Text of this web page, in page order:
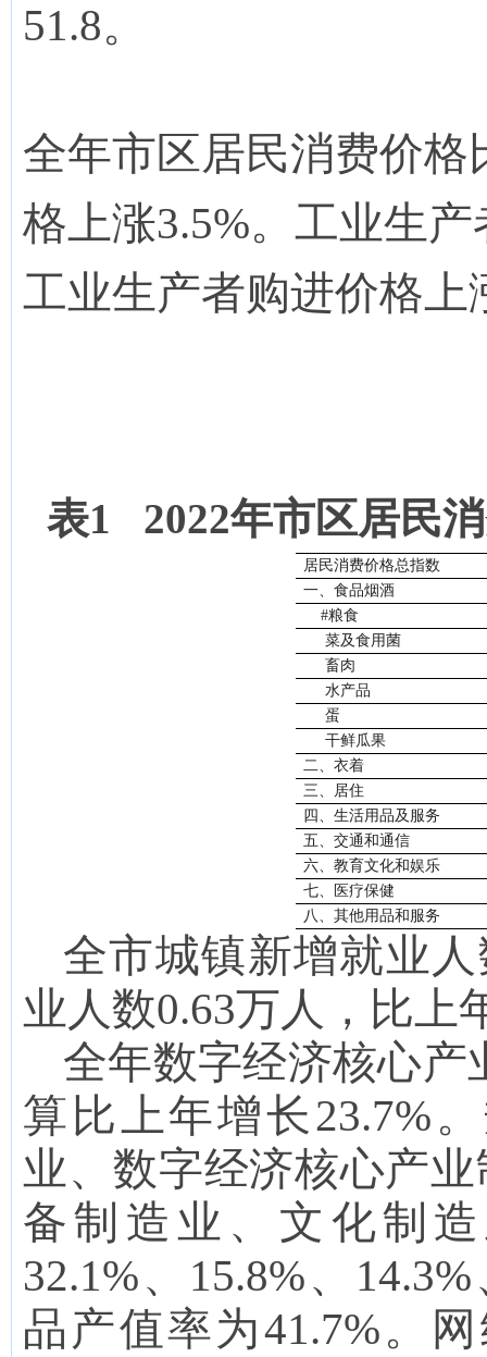
51.8。
全年市区居民消费价格
格上涨3.5%。工业生
工业生产者购进价格上
表1 2022年市区居民
居民消费价格总指数
一、食品烟酒
#粮食
菜及食用菌
畜肉
水产品
蛋
干鲜瓜果
二、衣着
三、居住
四、生活用品及服务
五、交通和通信
六、教育文化和娱乐
七、医疗保健
八、其他用品和服务
全市城镇新增就业
业人数0.63万人，比上
全年数字经济核心产
算比上年增长23.7%
业、数字经济核心产业
备制造业、文化制
32.1%、 15.8%、 14.3%
品产值率为41.7%。